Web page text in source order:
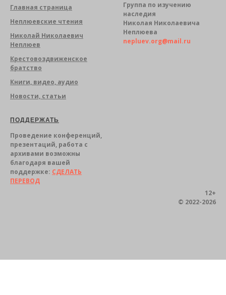
Главная страница
Неплюевские чтения
Николай Николаевич
Неплюев
Крестовоздвиженское
братство
Книги, видео, аудио
Новости, статьи
Группа по изучению
наследия
Николая Николаевича
Неплюева
nepluev.org@mail.ru
ПОДДЕРЖАТЬ
Проведение конференций,
презентаций, работа с
архивами возможны
благодаря вашей
поддержке: СДЕЛАТЬ
ПЕРЕВОД
12+
© 2022-2026